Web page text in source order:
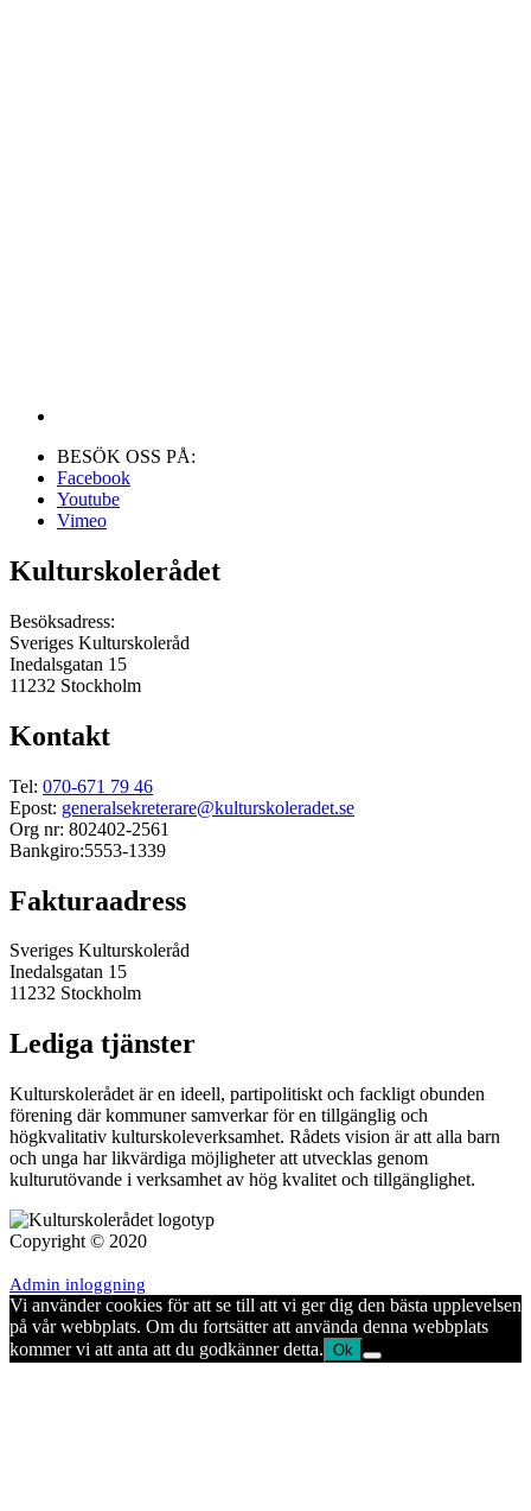
BESÖK OSS PÅ:
Facebook
Youtube
Vimeo
Kulturskolerådet
Besöksadress:
Sveriges Kulturskoleråd
Inedalsgatan 15
11232 Stockholm
Kontakt
Tel: 070-671 79 46
Epost: generalsekreterare@kulturskoleradet.se
Org nr: 802402-2561
Bankgiro:5553-1339
Fakturaadress
Sveriges Kulturskoleråd
Inedalsgatan 15
11232 Stockholm
Lediga tjänster
Kulturskolerådet är en ideell, partipolitiskt och fackligt obunden
förening där kommuner samverkar för en tillgänglig och
högkvalitativ kulturskoleverksamhet. Rådets vision är att alla barn
och unga har likvärdiga möjligheter att utvecklas genom
kulturutövande i verksamhet av hög kvalitet och tillgänglighet.
Copyright © 2020
Admin inloggning
Vi använder cookies för att se till att vi ger dig den bästa upplevelsen
på vår webbplats. Om du fortsätter att använda denna webbplats
kommer vi att anta att du godkänner detta. Ok